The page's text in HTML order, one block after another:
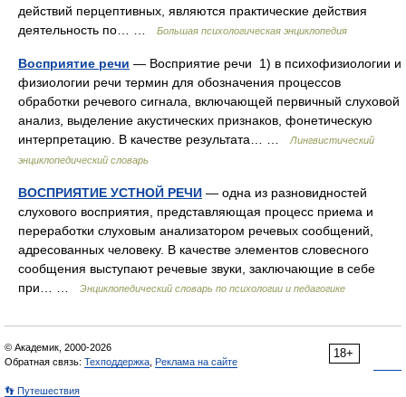
действий перцептивных, являются практические действия
деятельность по… …
Большая психологическая энциклопедия
Восприятие речи — Восприятие речи 1) в психофизиологии и
физиологии речи термин для обозначения процессов
обработки речевого сигнала, включающей первичный слуховой
анализ, выделение акустических признаков, фонетическую
интерпретацию. В качестве результата… …
Лингвистический
энциклопедический словарь
ВОСПРИЯТИЕ УСТНОЙ РЕЧИ — одна из разновидностей
слухового восприятия, представляющая процесс приема и
переработки слуховым анализатором речевых сообщений,
адресованных человеку. В качестве элементов словесного
сообщения выступают речевые звуки, заключающие в себе
при… …
Энциклопедический словарь по психологии и педагогике
18+
© Академик, 2000-2026
Обратная связь: Техподдержка Реклама на сайте
👣 Путешествия